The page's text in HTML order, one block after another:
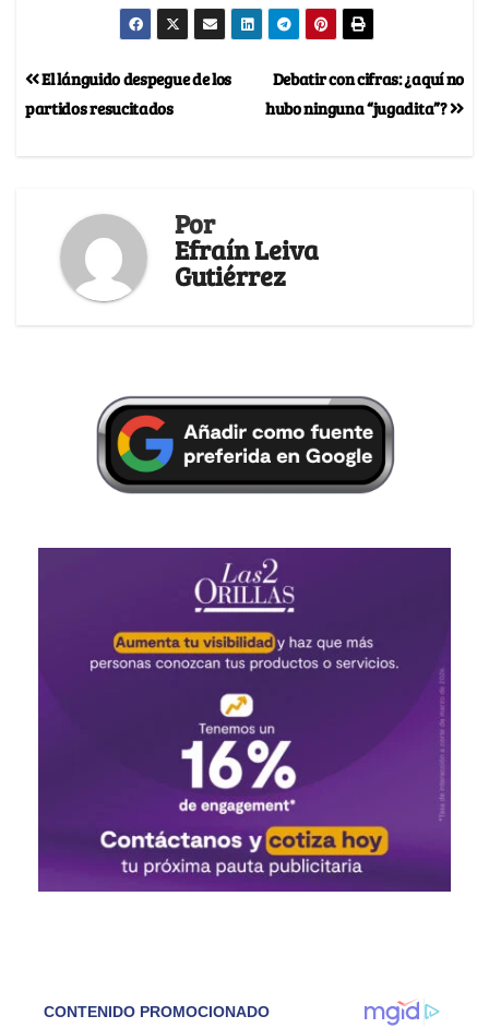
Debatir con cifras: ¿aquí no
hubo ninguna “jugadita”?
El lánguido despegue de los
partidos resucitados
Por
Efraín Leiva
Gutiérrez